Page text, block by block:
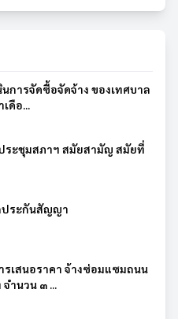
การจัดซื้อจัดจ้าง ของเทศบาล
ดือ...
ระชุมสภาฯ สมัยสามัญ สมัยที่
ประกันสัญญา
เสนอราคา จ้างซ่อมแซมถนน
ำนวน ๓ ...